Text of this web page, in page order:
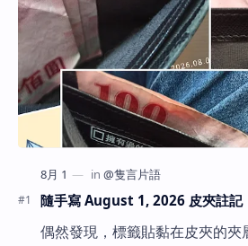
隨手寫 August 1, 2026 皮夾註記
偶然發現，標籤貼黏在皮夾的夾